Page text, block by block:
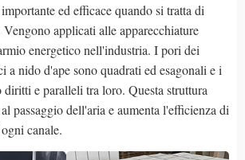
ed efficace quando si tratta di
Vengono applicati alle apparecchiature
energetico nell'industria. I pori dei
a nido d'ape sono quadrati ed esagonali e i
e paralleli tra loro. Questa struttura
passaggio dell'aria e aumenta l'efficienza di
canale.